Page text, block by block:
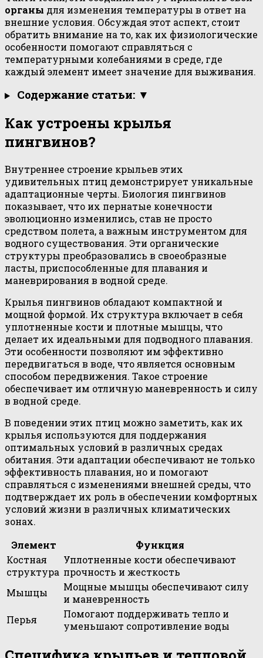
органы для изменения температуры в ответ на
внешние условия. Обсуждая этот аспект, стоит
обратить внимание на то, как их физиологические
особенности помогают справляться с
температурными колебаниями в среде, где
каждый элемент имеет значение для выживания.
Содержание статьи: ▼
Как устроены крылья
пингвинов?
Внутреннее строение крыльев этих
удивительных птиц демонстрирует уникальные
адаптационные черты. Биология пингвинов
показывает, что их пернатые конечности
эволюционно изменились, став не просто
средством полета, а важным инструментом для
водного существования. Эти органические
структуры преобразовались в своеобразные
ласты, приспособленные для плавания и
маневрирования в водной среде.
Крылья пингвинов обладают компактной и
мощной формой. Их структура включает в себя
уплотненные кости и плотные мышцы, что
делает их идеальными для подводного плавания.
Эти особенности позволяют им эффективно
передвигаться в воде, что является основным
способом передвижения. Такое строение
обеспечивает им отличную маневренность и силу
в водной среде.
В поведении этих птиц можно заметить, как их
крылья используются для поддержания
оптимальных условий в различных средах
обитания. Эти адаптации обеспечивают не только
эффективность плавания, но и помогают
справляться с изменениями внешней среды, что
подтверждает их роль в обеспечении комфортных
условий жизни в различных климатических
зонах.
Элемент
Функция
Костная
структура
Уплотненные кости обеспечивают
прочность и жесткость
Мышцы
Мощные мышцы обеспечивают силу
и маневренность
Перья
Помогают поддерживать тепло и
уменьшают сопротивление воды